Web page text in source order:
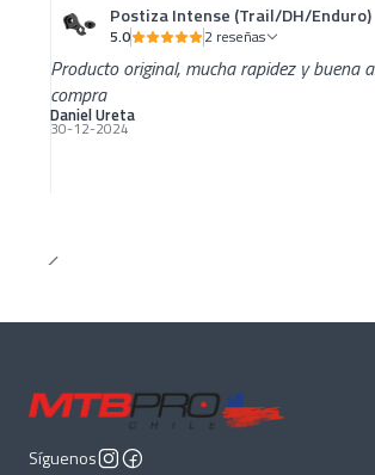
Postiza Intense (Trail/DH/Enduro)
5.0 2 reseñas
Producto original, mucha rapidez y buena
compra
Daniel Ureta
30-12-2024
Síguenos